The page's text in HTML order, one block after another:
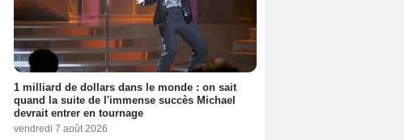
1 milliard de dollars dans le monde : on sait
quand la suite de l'immense succès Michael
devrait entrer en tournage
vendredi 7 août 2026